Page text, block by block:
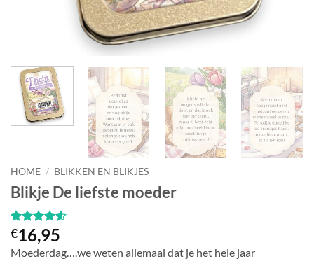
HOME / BLIKKEN EN BLIKJES
Blikje De liefste moeder
Gewaardeerd
4.58op 5
gebaseerd
12
€16,95
Moederdag….we weten allemaal dat je het hele jaar